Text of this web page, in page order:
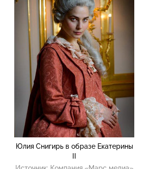
Юлия Снигирь в образе Екатерины